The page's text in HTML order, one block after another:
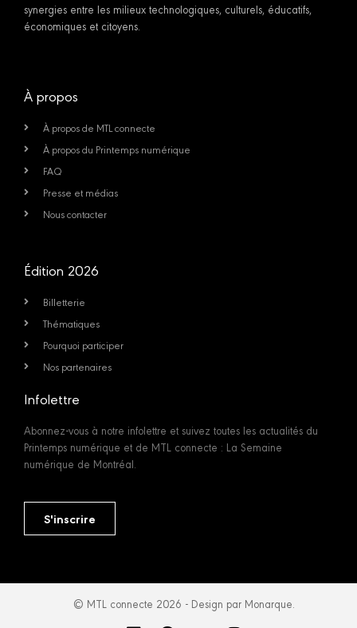
synergies entre les milieux technologiques, culturels, éducatifs,
économiques et citoyens.
À propos
À propos de MTL connecte
À propos du Printemps numérique
FAQ
Presse et médias
Nous contacter
Édition 2026
Billetterie
Thématiques
Pourquoi participer
Nos partenaires
Infolettre
Abonnez-vous à notre infolettre et suivez toutes les actualités du
Printemps numérique et de MTL connecte : La Semaine
numérique de Montréal.
S'inscrire
© MTL connecte 2026 - Design par Monarque.